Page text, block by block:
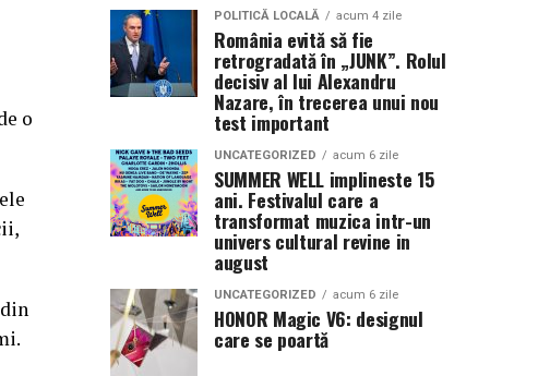
o
POLITICĂ LOCALĂ acum 4 zile
România evită să fie
retrogradată în „JUNK”. Rolul
decisiv al lui Alexandru
Nazare, în trecerea unui nou
test important
UNCATEGORIZED acum 6 zile
SUMMER WELL implineste 15
ani. Festivalul care a
transformat muzica intr-un
univers cultural revine in
august
UNCATEGORIZED acum 6 zile
HONOR Magic V6: designul
care se poartă